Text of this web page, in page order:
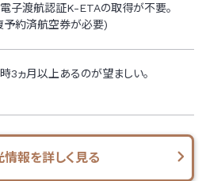
子渡航認証K-ETAの取得が不要。
予約済航空券が必要)
3ヵ月以上あるのが望ましい。
報を詳しく見る